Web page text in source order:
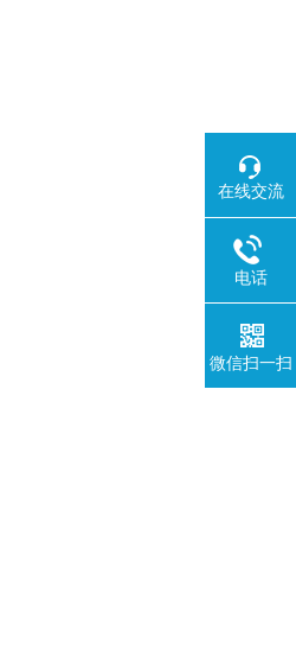
在线交流
电话
微信扫一扫